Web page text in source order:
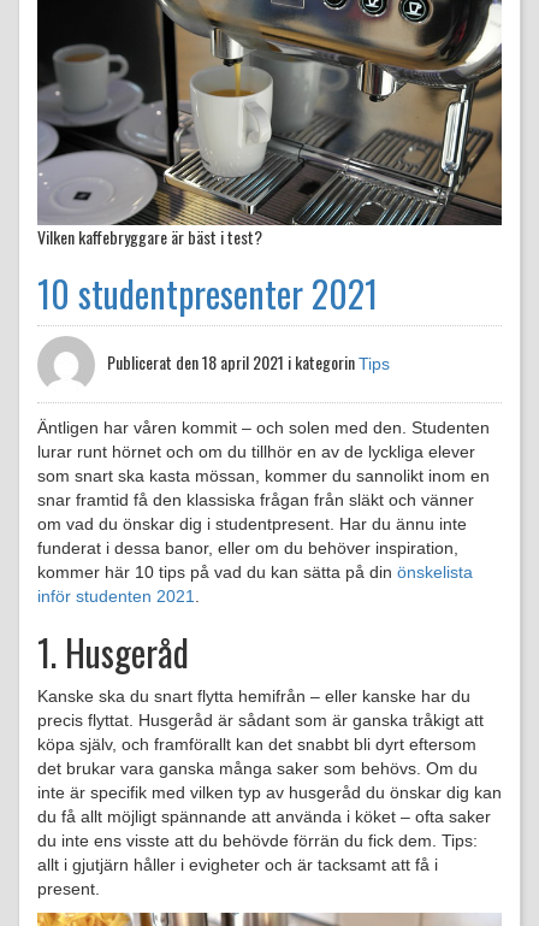
Vilken kaffebryggare är bäst i test?
10 studentpresenter 2021
Publicerat den18 april 2021 i kategorinTips
Äntligen har våren kommit – och solen med den. Studenten
lurar runt hörnet och om du tillhör en av de lyckliga elever
som snart ska kasta mössan, kommer du sannolikt inom en
snar framtid få den klassiska frågan från släkt och vänner
om vad du önskar dig i studentpresent. Har du ännu inte
funderat i dessa banor, eller om du behöver inspiration,
kommer här 10 tips på vad du kan sätta på din önskelista
inför studenten 2021.
1. Husgeråd
Kanske ska du snart flytta hemifrån – eller kanske har du
precis flyttat. Husgeråd är sådant som är ganska tråkigt att
köpa själv, och framförallt kan det snabbt bli dyrt eftersom
det brukar vara ganska många saker som behövs. Om du
inte är specifik med vilken typ av husgeråd du önskar dig kan
du få allt möjligt spännande att använda i köket – ofta saker
du inte ens visste att du behövde förrän du fick dem. Tips:
allt i gjutjärn håller i evigheter och är tacksamt att få i
present.